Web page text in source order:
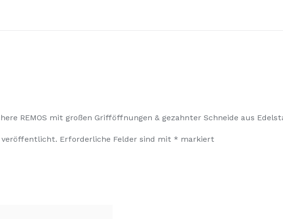
REMOS mit großen Grifföffnungen & gezahnter Schneide aus
veröffentlicht. Erforderliche Felder sind mit * markiert